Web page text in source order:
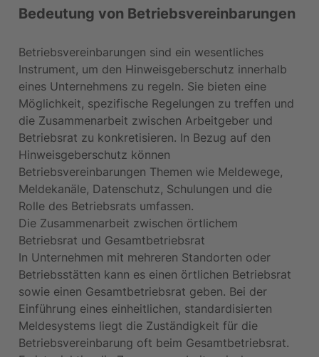
Bedeutung von Betriebsvereinbarungen
Betriebsvereinbarungen sind ein wesentliches
Instrument, um den Hinweisgeberschutz innerhalb
eines Unternehmens zu regeln. Sie bieten eine
Möglichkeit, spezifische Regelungen zu treffen und
die Zusammenarbeit zwischen Arbeitgeber und
Betriebsrat zu konkretisieren. In Bezug auf den
Hinweisgeberschutz können
Betriebsvereinbarungen Themen wie Meldewege,
Meldekanäle, Datenschutz, Schulungen und die
Rolle des Betriebsrats umfassen.
Die Zusammenarbeit zwischen örtlichem
Betriebsrat und Gesamtbetriebsrat
In Unternehmen mit mehreren Standorten oder
Betriebsstätten kann es einen örtlichen Betriebsrat
sowie einen Gesamtbetriebsrat geben. Bei der
Einführung eines einheitlichen, standardisierten
Meldesystems liegt die Zuständigkeit für die
Betriebsvereinbarung oft beim Gesamtbetriebsrat.